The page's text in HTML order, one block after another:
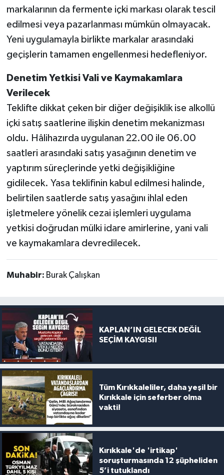
markalarının da fermente içki markası olarak tescil
edilmesi veya pazarlanması mümkün olmayacak.
Yeni uygulamayla birlikte markalar arasındaki
geçişlerin tamamen engellenmesi hedefleniyor.
Denetim Yetkisi Vali ve Kaymakamlara
Verilecek
Teklifte dikkat çeken bir diğer değişiklik ise alkollü
içki satış saatlerine ilişkin denetim mekanizması
oldu. Hâlihazırda uygulanan 22.00 ile 06.00
saatleri arasındaki satış yasağının denetim ve
yaptırım süreçlerinde yetki değişikliğine
gidilecek. Yasa teklifinin kabul edilmesi halinde,
belirtilen saatlerde satış yasağını ihlal eden
işletmelere yönelik cezai işlemleri uygulama
yetkisi doğrudan mülki idare amirlerine, yani vali
ve kaymakamlara devredilecek.
Muhabir: Burak Çalışkan
KAPLAN’IN GELECEK DEĞİL
SEÇİM KAYGISI!
Tüm Kırıkkaleliler, daha yeşil bir
Kırıkkale için seferber olma
vakti!
Kırıkkale'de 'irtikap'
soruşturmasında 12 şüpheliden
5’i tutuklandı